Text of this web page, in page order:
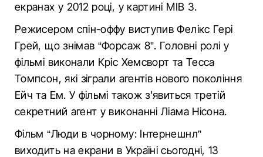
екранах у 2012 році, у картині MIB 3.
Режисером спін-оффу виступив Фелікс Гері
Грей, що знімав “Форсаж 8”. Головні ролі у
фільмі виконали Кріс Хемсворт та Тесса
Томпсон, які зіграли агентів нового покоління
Ейч та Ем. У фільмі також з'явиться третій
секретний агент у виконанні Ліама Нісона.
Фільм “Люди в чорному: Інтернешнл”
виходить на екрани в Україні сьогодні, 13